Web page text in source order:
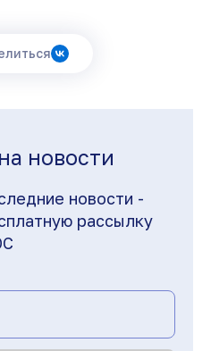
новости
новости -
рассылку